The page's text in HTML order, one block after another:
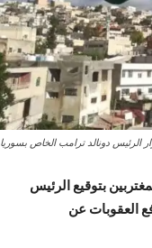
الرئيس دونالد ترامب الخاص بسوريا
بتوقيع الرئيس
العقوبات عن